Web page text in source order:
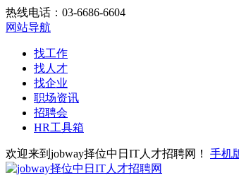
热线电话：03-6686-6604
网站导航
找工作
找人才
找企业
职场资讯
招聘会
HR工具箱
欢迎来到jobway择位中日IT人才招聘网！ 手机